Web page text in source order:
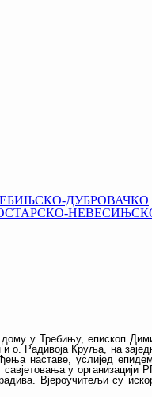
ДУБРОВАЧКО
у Требињу, епископ
о. Радивоја Круља, на
наставе, услијед
у организацији
Вјероучитељи су